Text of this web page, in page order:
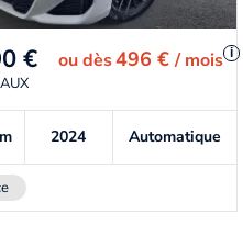
€ oudès496 €/ mois i
2024 Automatique